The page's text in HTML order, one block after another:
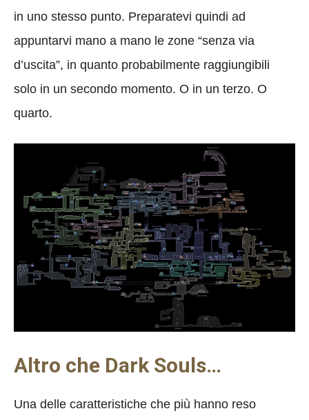
in uno stesso punto. Preparatevi quindi ad
appuntarvi mano a mano le zone “senza via
d’uscita”, in quanto probabilmente raggiungibili
solo in un secondo momento. O in un terzo. O
quarto.
Altro che Dark Souls…
Una delle caratteristiche che più hanno reso